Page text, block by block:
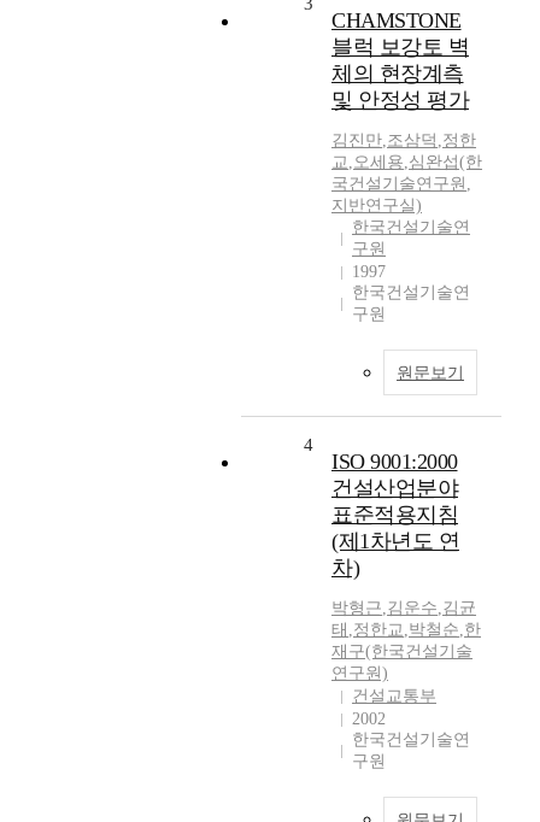
3
CHAMSTONE
블럭 보강토 벽
체의 현장계측
및 안정성 평가
김진만,조삼덕 ,정한
교,오세용,심완섭(한
국건설기술연구원 ,
지반연구실)
한국건설기술연
구원
1997
한국건설기술연
구원
원문보기
4
ISO 9001:2000
건설산업분야
표준적용지침
(제1차년도 연
차)
박형근,김운수,김균
태 ,정한교,박철순,한
재구(한국건설기술
연구원)
건설교통부
2002
한국건설기술연
구원